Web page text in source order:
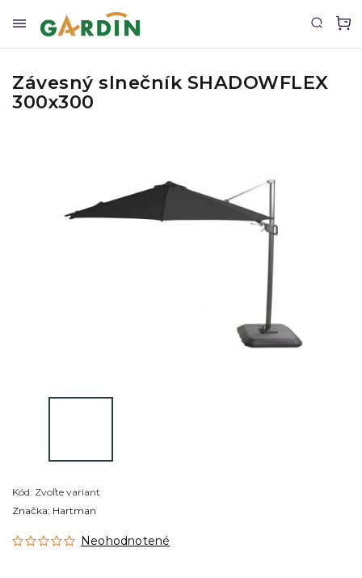
Závesný slnečník SHADOWFLEX
300x300
Kód: Zvoľte variant
Neohodnotené
Značka: Hartman